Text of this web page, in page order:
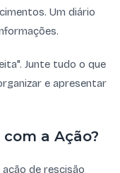
Um diário
Junte tudo o que
e apresentar
a Ação?
de rescisão